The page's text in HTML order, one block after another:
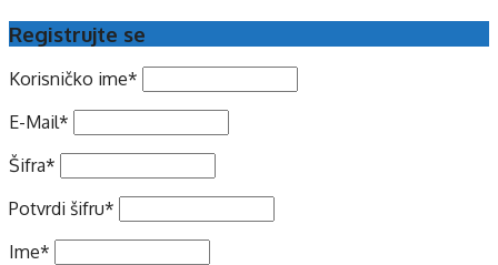
Registrujte se
Korisničko ime*
E-Mail*
Šifra*
Potvrdi šifru*
Ime*